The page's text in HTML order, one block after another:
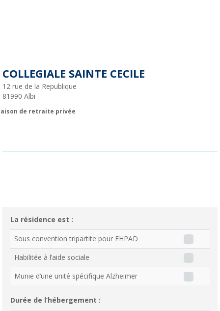
COLLEGIALE SAINTE CECILE
12 rue de la Republique
81990 Albi
de retraite privée
La résidence est :
Sous convention tripartite pour EHPAD
Habilitée à l’aide sociale
Munie d’une unité spécifique Alzheimer
Durée de l’hébergement :